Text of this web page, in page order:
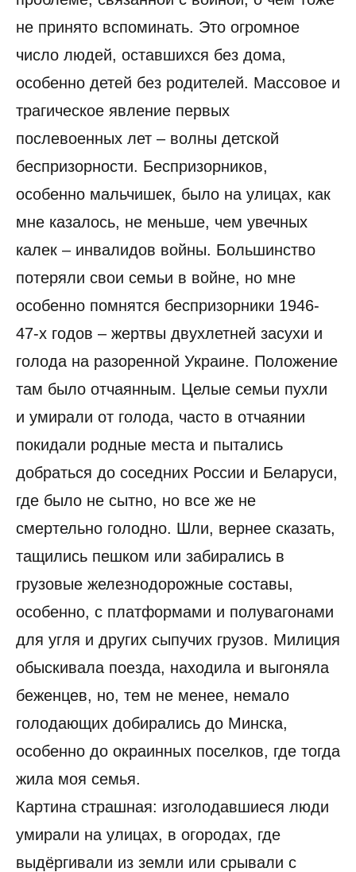
не принято вспоминать. Это огромное
число людей, оставшихся без дома,
особенно детей без родителей. Массовое и
трагическое явление первых
послевоенных лет – волны детской
беспризорности. Беспризорников,
особенно мальчишек, было на улицах, как
мне казалось, не меньше, чем увечных
калек – инвалидов войны. Большинство
потеряли свои семьи в войне, но мне
особенно помнятся беспризорники 1946-
47-х годов – жертвы двухлетней засухи и
голода на разоренной Украине. Положение
там было отчаянным. Целые семьи пухли
и умирали от голода, часто в отчаянии
покидали родные места и пытались
добраться до соседних России и Беларуси,
где было не сытно, но все же не
смертельно голодно. Шли, вернее сказать,
тащились пешком или забирались в
грузовые железнодорожные составы,
особенно, с платформами и полувагонами
для угля и других сыпучих грузов. Милиция
обыскивала поезда, находила и выгоняла
беженцев, но, тем не менее, немало
голодающих добирались до Минска,
особенно до окраинных поселков, где тогда
жила моя семья.
Картина страшная: изголодавшиеся люди
умирали на улицах, в огородах, где
выдёргивали из земли или срывали с